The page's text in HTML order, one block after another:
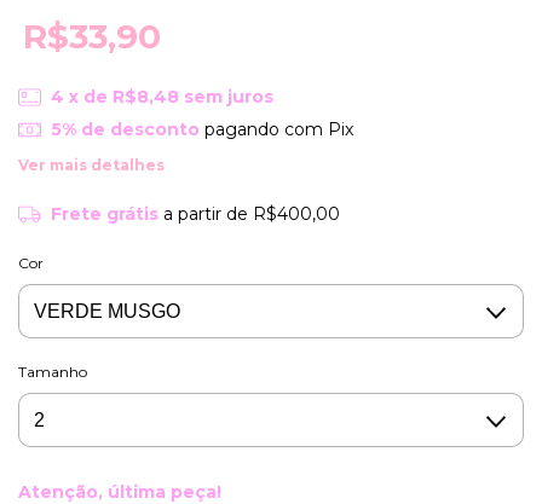
R$33,90
4 x de R$8,48 sem juros
5% de desconto pagando com Pix
Ver mais detalhes
Frete grátis a partir de R$400,00
Cor
Tamanho
Atenção, última peça!